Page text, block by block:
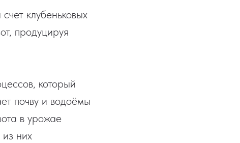
клубеньковых
продуцируя
который
почву и водоёмы
в урожае
них